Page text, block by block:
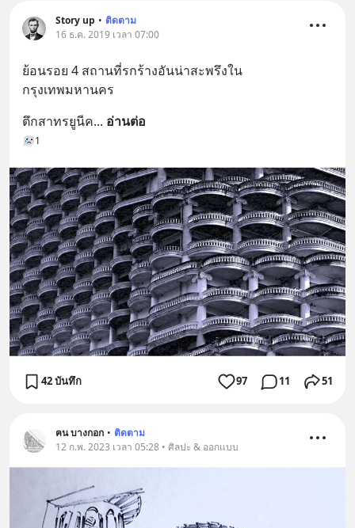
Story up • ติดตาม
16 ธ.ค. 2019 เวลา 07:00
ย้อนรอย 4 สถานที่รกร้างอันน่าสะพรึงใน
กรุงเทพมหานคร
ตึกสาทรยูนีค... อ่านต่อ
1
42 บันทึก 97 11 51
ฅน บางกอก • ติดตาม
12 ก.พ. 2023 เวลา 05:28 • ศิลปะ & ออกแบบ